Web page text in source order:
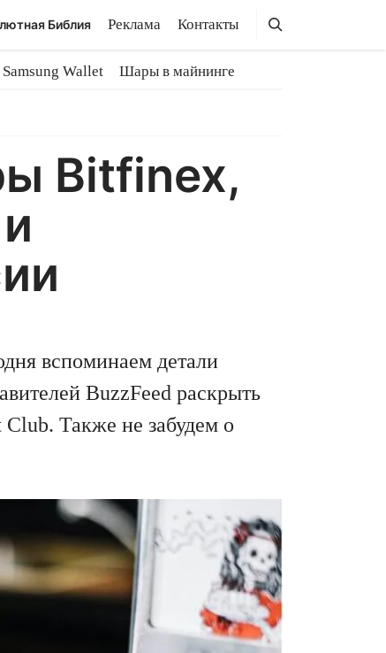
Библия Реклама Контакты Поиск
Поиск
Samsung Wallet
Шары в майнинге
Bitfinex,
вспоминаем детали
BuzzFeed раскрыть
Club. Также не забудем о